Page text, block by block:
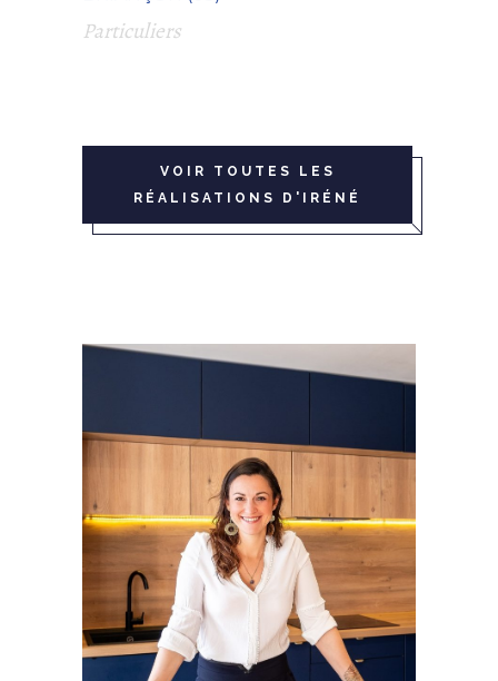
Particuliers
VOIR TOUTES LES
RÉALISATIONS D'IRÉNÉ